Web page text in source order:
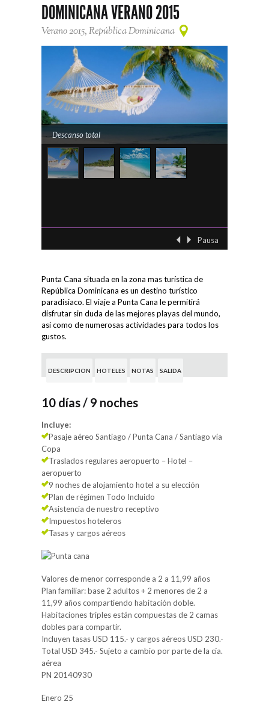
DOMINICANA VERANO 2015
Verano 2015, República Dominicana
Descanso total
Brisa y mar
Pausa
Punta Cana situada en la zona mas turística de
República Dominicana es un destino turístico
paradisiaco. El viaje a Punta Cana le permitirá
disfrutar sin duda de las mejores playas del mundo,
así como de numerosas actividades para todos los
gustos.
DESCRIPCION HOTELES NOTAS SALIDA
10 días / 9 noches
Incluye:
Pasaje aéreo Santiago / Punta Cana / Santiago vía
Copa
Traslados regulares aeropuerto – Hotel –
aeropuerto
9 noches de alojamiento hotel a su elección
Plan de régimen Todo Incluido
Asistencia de nuestro receptivo
Impuestos hoteleros
Tasas y cargos aéreos
Valores de menor corresponde a 2 a 11,99 años
Plan familiar: base 2 adultos + 2 menores de 2 a
11,99 años compartiendo habitación doble.
Habitaciones triples están compuestas de 2 camas
dobles para compartir.
Incluyen tasas USD 115.- y cargos aéreos USD 230.-
Total USD 345.- Sujeto a cambio por parte de la cía.
aérea
PN 20140930
Enero 25